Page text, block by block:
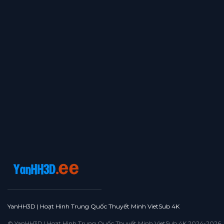
YanHH3D | Hoạt Hình Trung Quốc Thuyết Minh VietSub 4K